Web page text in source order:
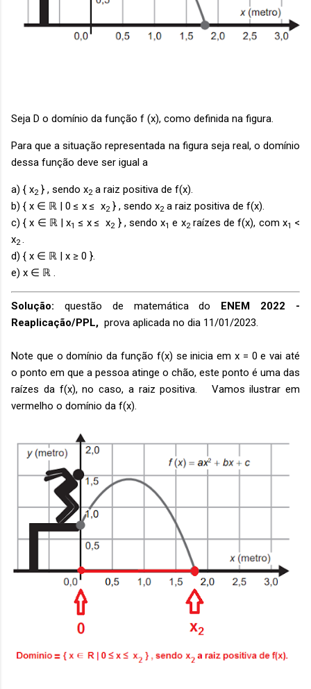
Seja D o domínio da função f (x), como definida na figura.
Para que a situação representada na figura seja real, o domínio
dessa função deve ser igual a
a) { x2 } , sendo x2 a raiz positiva de f(x).
b) { x ∈ ℝ | 0 ≤ x ≤ x2 } , sendo x2 a raiz positiva de f(x).
c) { x ∈ ℝ | x1 ≤ x ≤ x2 } , sendo x1 e x2raízes de f(x), com x1 <
x2 .
d) { x ∈ ℝ | x ≥ 0 }.
e) x ∈ ℝ .
Solução: questão de matemática do ENEM 2022 -
Reaplicação/PPL, prova aplicada no dia 11/01/2023.
Note que o domínio da função f(x) se inicia em x = 0 e vai até
o ponto em que a pessoa atinge o chão, este ponto é uma das
raízes da f(x), no caso, a raiz positiva. Vamos ilustrar em
vermelho o domínio da f(x).